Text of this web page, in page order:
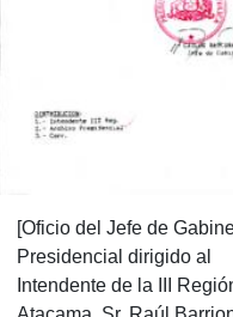
[Oficio del Jefe de
Presidencial dirigido al
Intendente de la III